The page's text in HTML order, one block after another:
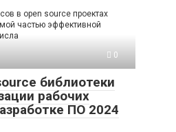
в open source проектах
частью эффективной
0
библиотеки
рабочих
ПО 2024